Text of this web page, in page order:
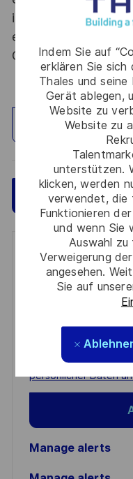
Indem Sie auf
erklären Sie sich
Thales und
Gerät ablegen,
Website zu
Website zu
unterstützen.
klicken, werden
verwendet, die
Funktionieren
und wenn Sie
Auswahl
Verweigerung
angesehen.
Sie auf
into new fields.
embracing
Great journeys start
Standort
Jetzt bewerben
Get notified
You'll receive
address
Required
Prüfen Sie die
persönlicher Daten
Manage alerts